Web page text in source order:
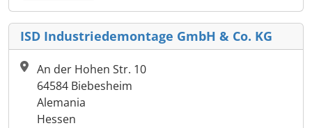
ISD Industriedemontage GmbH & Co. KG
An der Hohen Str. 10
64584 Biebesheim
Alemania
Hessen